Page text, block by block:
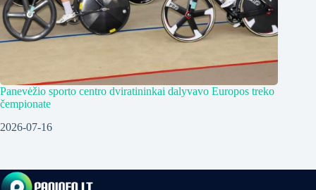
Panevėžio sporto centro dviratininkai dalyvavo Europos treko
čempionate
2026-07-16